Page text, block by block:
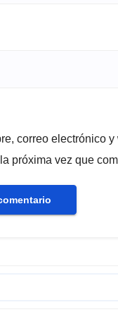
correo electrónico y
próxima vez que